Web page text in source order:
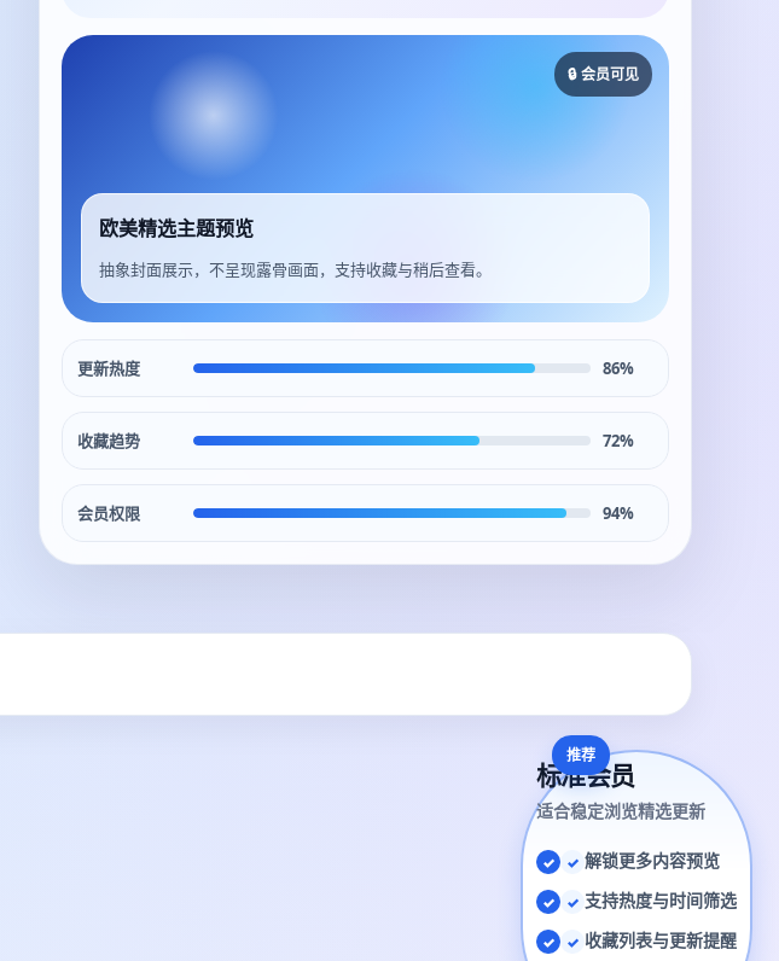
🔒 会员可见
欧美精选主题预览
抽象封面展示，不呈现露骨画面，支持收藏与稍后查看。
更新热度 86%
收藏趋势 72%
会员权限 94%
推荐
标准会员
适合稳定浏览精选更新
✓ 解锁更多内容预览
✓ 支持热度与时间筛选
✓ 收藏列表与更新提醒